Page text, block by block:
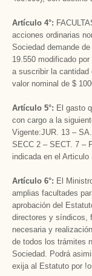
Artículo 4°:
acciones ordinarias
Sociedad demande
19.550 modificado
a suscribir la cantidad
valor nominal de $
Artículo 5°: El gasto
con cargo a la
Vigente:JUR. 13 –
SECC 2 – SECT. 7 –
indicada en el Articulo
Artículo 6°: El
amplias facultades
aprobación del
directores y síndicos,
necesaria y
de todos los trámites
Sociedad. Podrá
exija al Estatuto por